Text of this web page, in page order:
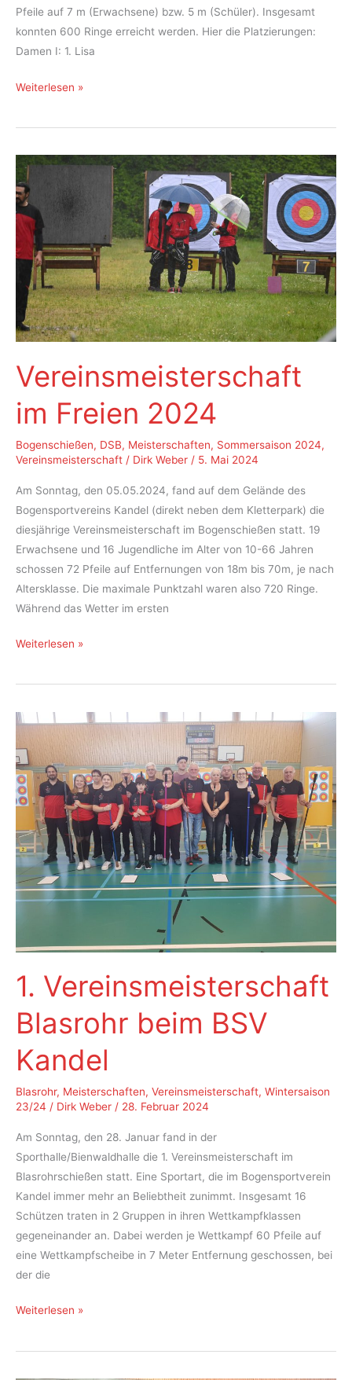
Pfeile auf 7 m (Erwachsene) bzw. 5 m (Schüler). Insgesamt
konnten 600 Ringe erreicht werden. Hier die Platzierungen:
Damen I: 1. Lisa
Vereinsmeisterschaft
Sommer
Weiterlesen »
Vereinsmeisterschaft
im Freien 2024
Bogenschießen, DSB, Meisterschaften, Sommersaison 2024,
Vereinsmeisterschaft / Dirk Weber / 5. Mai 2024
Am Sonntag, den 05.05.2024, fand auf dem Gelände des
Bogensportvereins Kandel (direkt neben dem Kletterpark) die
diesjährige Vereinsmeisterschaft im Bogenschießen statt. 19
Erwachsene und 16 Jugendliche im Alter von 10-66 Jahren
schossen 72 Pfeile auf Entfernungen von 18m bis 70m, je nach
Altersklasse. Die maximale Punktzahl waren also 720 Ringe.
Während das Wetter im ersten
Vereinsmeisterschaft
Freien
Weiterlesen »
1. Vereinsmeisterschaft
Blasrohr beim BSV
Kandel
Blasrohr, Meisterschaften, Vereinsmeisterschaft, Wintersaison
23/24 / Dirk Weber / 28. Februar 2024
Am Sonntag, den 28. Januar fand in der
Sporthalle/Bienwaldhalle die 1. Vereinsmeisterschaft im
Blasrohrschießen statt. Eine Sportart, die im Bogensportverein
Kandel immer mehr an Beliebtheit zunimmt. Insgesamt 16
Schützen traten in 2 Gruppen in ihren Wettkampfklassen
gegeneinander an. Dabei werden je Wettkampf 60 Pfeile auf
eine Wettkampfscheibe in 7 Meter Entfernung geschossen, bei
der die
1.
Blasrohr
Weiterlesen »